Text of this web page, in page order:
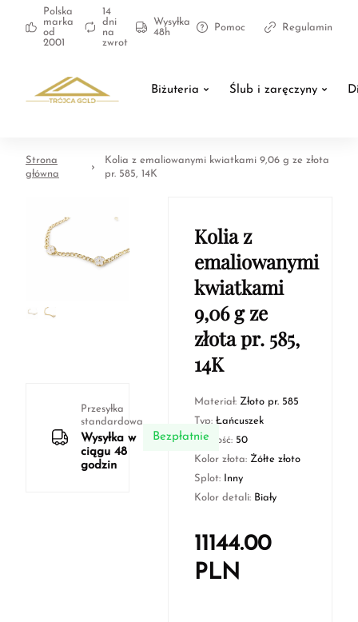
Polska
marka
od
2001
14
dni
na
zwrot
Wysyłka
48h
Pomoc Regulamin
Biżuteria Ślub i zaręczyny
Strona
główna
Kolia z emaliowanymi kwiatkami 9,06 g ze złota
pr. 585, 14K
Przesyłka
standardowa
Wysyłka w
ciągu 48
godzin
Bezpłatnie
Kolia z
emaliowanymi
kwiatkami
9,06 g ze
złota pr. 585,
14K
Materiał: Złoto pr. 585
Typ: Łańcuszek
Długość: 50
Kolor złota: Żółte złoto
Splot:
Inny
Kolor detali: Biały
11144.00
PLN